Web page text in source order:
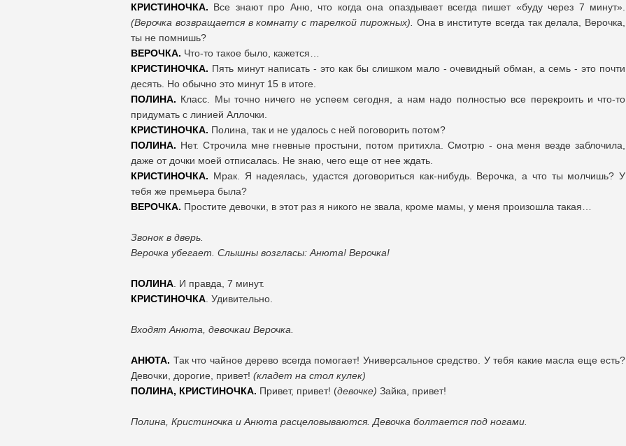
КРИСТИНОЧКА. Все знают про Аню, что когда она опаздывает всегда пишет «буду через 7 минут».
(Верочка возвращается в комнату с тарелкой пирожных). Она в институте всегда так делала, Верочка,
ты не помнишь?
ВЕРОЧКА. Что-то такое было, кажется…
КРИСТИНОЧКА. Пять минут написать - это как бы слишком мало - очевидный обман, а семь - это почти
десять. Но обычно это минут 15 в итоге.
ПОЛИНА. Класс. Мы точно ничего не успеем сегодня, а нам надо полностью все перекроить и что-то
придумать с линией Аллочки.
КРИСТИНОЧКА. Полина, так и не удалось с ней поговорить потом?
ПОЛИНА. Нет. Строчила мне гневные простыни, потом притихла. Смотрю - она меня везде заблочила,
даже от дочки моей отписалась. Не знаю, чего еще от нее ждать.
КРИСТИНОЧКА. Мрак. Я надеялась, удастся договориться как-нибудь. Верочка, а что ты молчишь? У
тебя же премьера была?
ВЕРОЧКА. Простите девочки, в этот раз я никого не звала, кроме мамы, у меня произошла такая…
Звонок в дверь.
Верочка убегает. Слышны возгласы: Анюта! Верочка!
ПОЛИНА . И правда, 7 минут.
КРИСТИНОЧКА . Удивительно.
Входят Анюта, девочкаи Верочка.
АНЮТА. Так что чайное дерево всегда помогает! Универсальное средство. У тебя какие масла еще есть?
Девочки, дорогие, привет! (кладет на стол кулек)
ПОЛИНА, КРИСТИНОЧКА. Привет, привет! (девочке) Зайка, привет!
Полина, Кристиночка и Анюта расцеловываются. Девочка болтается под ногами.